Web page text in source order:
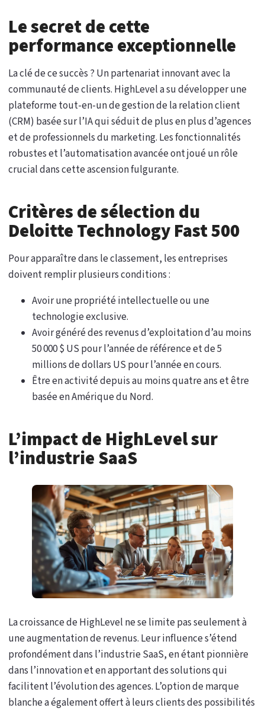
Le secret de cette
performance exceptionnelle
La clé de ce succès ? Un partenariat innovant avec la
communauté de clients. HighLevel a su développer une
plateforme tout-en-un de gestion de la relation client
(CRM) basée sur l’IA qui séduit de plus en plus d’agences
et de professionnels du marketing. Les fonctionnalités
robustes et l’automatisation avancée ont joué un rôle
crucial dans cette ascension fulgurante.
Critères de sélection du
Deloitte Technology Fast 500
Pour apparaître dans le classement, les entreprises
doivent remplir plusieurs conditions :
Avoir une propriété intellectuelle ou une
technologie exclusive.
Avoir généré des revenus d’exploitation d’au moins
50 000 $ US pour l’année de référence et de 5
millions de dollars US pour l’année en cours.
Être en activité depuis au moins quatre ans et être
basée en Amérique du Nord.
L’impact de HighLevel sur
l’industrie SaaS
La croissance de HighLevel ne se limite pas seulement à
une augmentation de revenus. Leur influence s’étend
profondément dans l’industrie SaaS, en étant pionnière
dans l’innovation et en apportant des solutions qui
facilitent l’évolution des agences. L’option de marque
blanche a également offert à leurs clients des possibilités